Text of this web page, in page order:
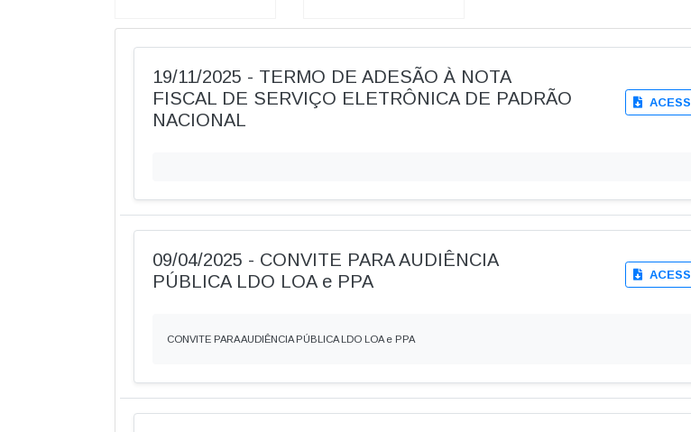
19/11/2025 - TERMO DE ADESÃO À NOTA
FISCAL DE SERVIÇO ELETRÔNICA DE PADRÃO
NACIONAL
09/04/2025 - CONVITE PARA AUDIÊNCIA
PÚBLICA LDO LOA e PPA
CONVITE PARA AUDIÊNCIA PÚBLICA LDO LOA e PPA